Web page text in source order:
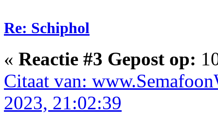
Re: Schiphol
« Reactie #3 Gepost op:
Citaat van:
2023, 21:02:39